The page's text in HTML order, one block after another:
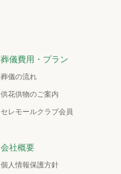
葬儀費用・プラン
葬儀の流れ
供花供物のご案内
セレモールクラブ会員
会社概要
個人情報保護方針